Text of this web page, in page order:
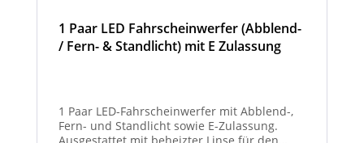
1 Paar LED Fahrscheinwerfer (Abblend-
/ Fern- & Standlicht) mit E Zulassung
1 Paar LED-Fahrscheinwerfer mit Abblend-,
Fern- und Standlicht sowie E-Zulassung.